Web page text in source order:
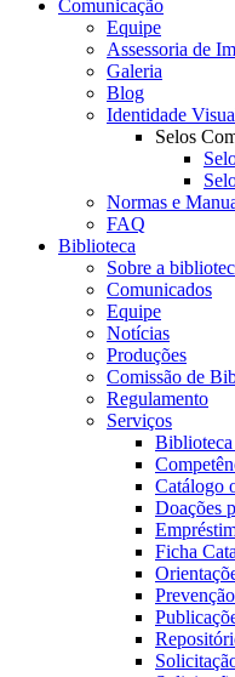
Comunicação
Equipe
Assessoria de
Galeria
Blog
Identidade
Selos
Normas e
FAQ
Biblioteca
Sobre a
Comunicados
Equipe
Notícias
Produções
Comissão de
Regulamento
Serviços
Catálogo
Doações
Ficha